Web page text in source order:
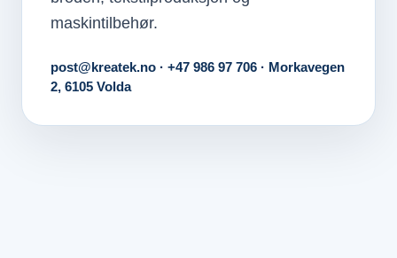
maskintilbehør.
post@kreatek.no · +47 986 97 706 · Morkavegen
2, 6105 Volda